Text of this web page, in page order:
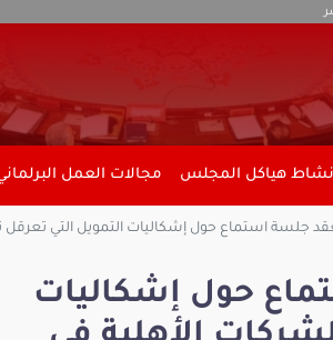
نشاط هياكل المجلس مجالات العمل
جلسة استماع حول إشكاليات التمويل التي
حول إشكاليات